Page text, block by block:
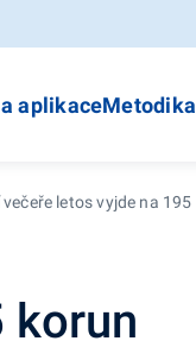
aplikaceMetodika
letos vyjde na 195
korun